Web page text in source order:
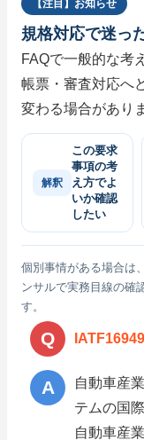
【注目】お知らせ
規格対応で迷っ
FAQで一般的な考
帳票・審査対応へ
変わる場合があり
解釈
この要求
事項の考
え方でよ
いか確認
したい
個別事情がある場合は
ンサルで実務目線の確
す。
自動車産
テムの国
自動車産